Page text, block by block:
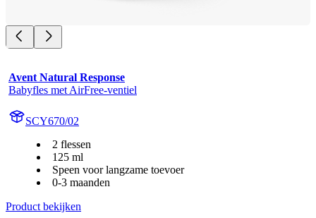
Avent Natural Response
Babyfles met AirFree-ventiel
SCY670/02
2 flessen
125 ml
Speen voor langzame toevoer
0-3 maanden
Product bekijken